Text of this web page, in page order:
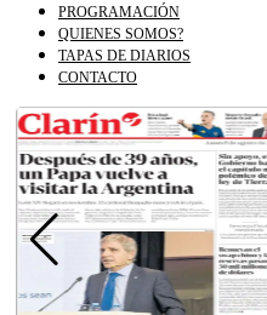
PROGRAMACIÓN
QUIENES SOMOS?
TAPAS DE DIARIOS
CONTACTO